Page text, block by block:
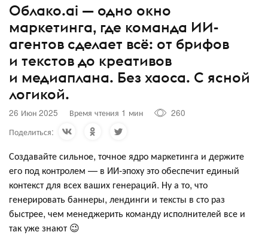
Облако.ai — одно окно
маркетинга, где команда ИИ-
агентов сделает всё: от брифов
и текстов до креативов
и медиаплана. Без хаоса. С ясной
логикой.
26 Июн 2025 Время чтения 1 мин
260
Поделиться:
Создавайте сильное, точное ядро маркетинга и держите
его под контролем — в ИИ-эпоху это обеспечит единый
контекст для всех ваших генераций. Ну а то, что
генерировать баннеры, лендинги и тексты в сто раз
быстрее, чем менеджерить команду исполнителей все и
так уже знают 😉